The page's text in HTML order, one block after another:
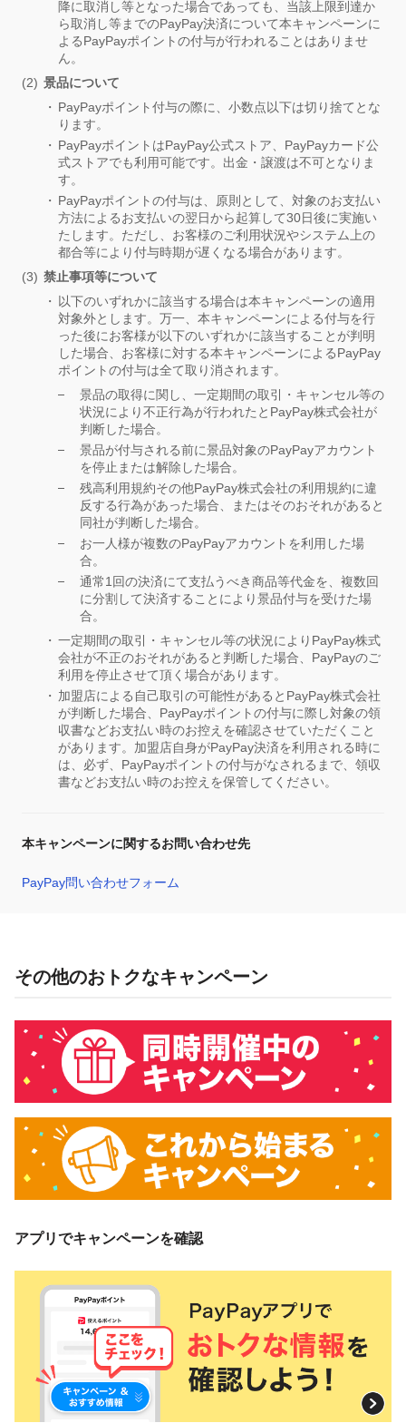
降に取消し等となった場合であっても、当該上限到達か
ら取消し等までのPayPay決済について本キャンペーンに
よるPayPayポイントの付与が行われることはありませ
ん。
景品について
PayPayポイント付与の際に、小数点以下は切り捨てとな
ります。
PayPayポイントはPayPay公式ストア、PayPayカード公
式ストアでも利用可能です。出金・譲渡は不可となりま
す。
PayPayポイントの付与は、原則として、対象のお支払い
方法によるお支払いの翌日から起算して30日後に実施い
たします。ただし、お客様のご利用状況やシステム上の
都合等により付与時期が遅くなる場合があります。
禁止事項等について
以下のいずれかに該当する場合は本キャンペーンの適用
対象外とします。万一、本キャンペーンによる付与を行
った後にお客様が以下のいずれかに該当することが判明
した場合、お客様に対する本キャンペーンによるPayPay
ポイントの付与は全て取り消されます。
景品の取得に関し、一定期間の取引・キャンセル等の
状況により不正行為が行われたとPayPay株式会社が
判断した場合。
景品が付与される前に景品対象のPayPayアカウント
を停止または解除した場合。
残高利用規約その他PayPay株式会社の利用規約に違
反する行為があった場合、またはそのおそれがあると
同社が判断した場合。
お一人様が複数のPayPayアカウントを利用した場
合。
通常1回の決済にて支払うべき商品等代金を、複数回
に分割して決済することにより景品付与を受けた場
合。
一定期間の取引・キャンセル等の状況によりPayPay株式
会社が不正のおそれがあると判断した場合、PayPayのご
利用を停止させて頂く場合があります。
加盟店による自己取引の可能性があるとPayPay株式会社
が判断した場合、PayPayポイントの付与に際し対象の領
収書などお支払い時のお控えを確認させていただくこと
があります。加盟店自身がPayPay決済を利用される時に
は、必ず、PayPayポイントの付与がなされるまで、領収
書などお支払い時のお控えを保管してください。
本キャンペーンに関するお問い合わせ先
PayPay問い合わせフォーム
その他のおトクなキャンペーン
アプリでキャンペーンを確認